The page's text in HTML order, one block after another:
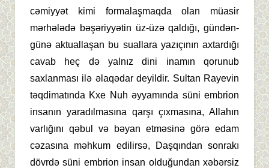
cəmiyyət kimi formalaşmaqda olan müasir
mərhələdə bəşəriyyətin üz-üzə qaldığı, gündən-
günə aktuallaşan bu suallara yazıçının axtardığı
cavab heç də yalnız dini inamın qorunub
saxlanması ilə əlaqədar deyildir. Sultan Rayevin
təqdimatında Kxe Nuh əyyamında süni embrion
insanın yaradılmasına qarşı çıxmasına, Allahın
varlığını qəbul və bəyan etməsinə görə edam
cəzasına məhkum edilirsə, Daşqından sonrakı
dövrdə süni embrion insan olduğundan xəbərsiz